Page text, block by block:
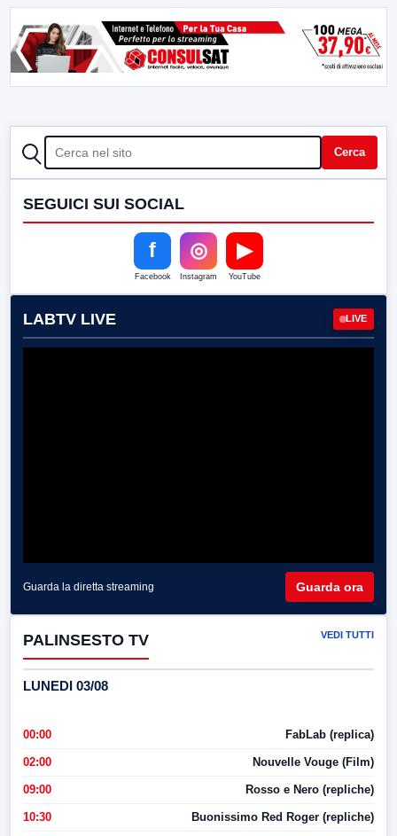
CERCA Cerca
SEGUICI SUI SOCIAL
f
Facebook
◎
Instagram
▶
YouTube
LABTV LIVE LIVE
Guarda la diretta streaming Guarda ora
PALINSESTO TV VEDI TUTTI
LUNEDI 03/08
00:00 FabLab (replica)
02:00 Nouvelle Vouge (Film)
09:00 Rosso e Nero (repliche)
10:30 Buonissimo Red Roger (repliche)